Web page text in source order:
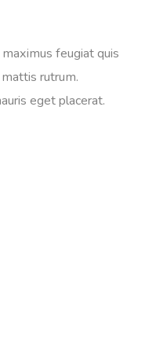
feugiat quis
rutrum.
eget placerat.